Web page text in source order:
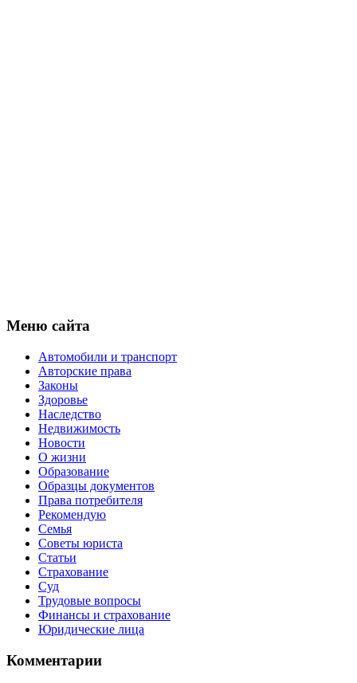
Меню сайта
Автомобили и транспорт
Авторские права
Законы
Здоровье
Наследство
Недвижимость
Новости
О жизни
Образование
Образцы документов
Права потребителя
Рекомендую
Семья
Советы юриста
Статьи
Страхование
Суд
Трудовые вопросы
Финансы и страхование
Юридические лица
Комментарии